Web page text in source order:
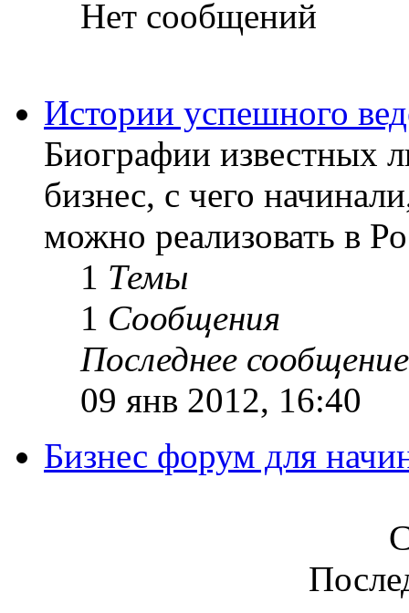
Нет сообщений
Истории успешного
Биографии известных
бизнес, с чего
можно реализовать в
1 Темы
1 Сообщения
Последнее сообщение
09 янв 2012, 16:40
Бизнес форум для